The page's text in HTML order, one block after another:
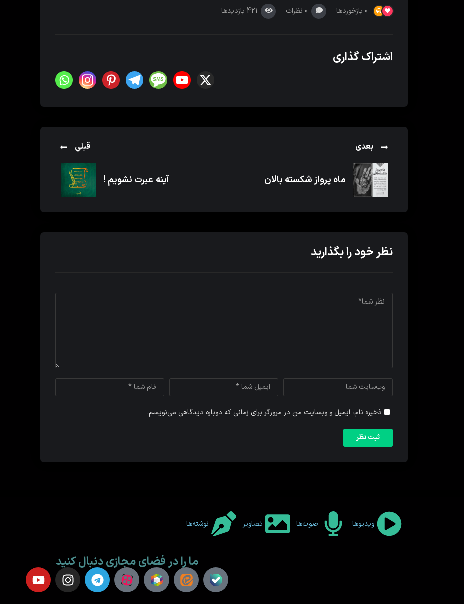
0 بازخوردها 0 نظرات 421 بازدیدها
اشتراک گذاری
بعدی
ماه پرواز شکسته بالان
قبلی
آینه عبرت نشویم !
نظر خود را بگذارید
ذخیره نام، ایمیل و وبسایت من در مرورگر برای زمانی که دوباره دیدگاهی می‌نویسم.
ویدیوها صوت‌ها تصاویر نوشته‌ها
ما را در فضای مجازی دنبال کنید